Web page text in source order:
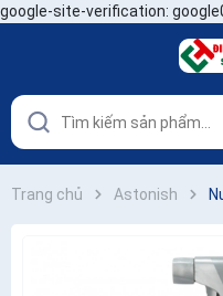
google-site-verification:
Trang chủ Astonish